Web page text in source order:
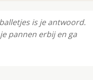
is je antwoord.
pannen erbij en ga